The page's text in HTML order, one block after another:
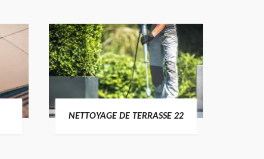
NETTOYAGE DE TERRASSE 22